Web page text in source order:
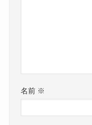
名前 ※